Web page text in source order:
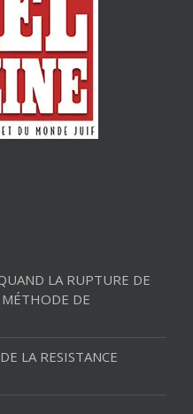
LA RUPTURE DE
DE
LA RESISTANCE